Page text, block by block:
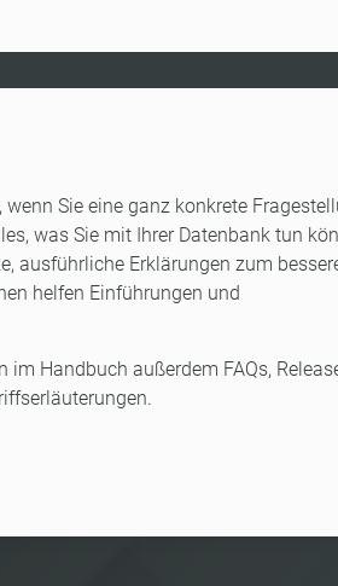
Sie eine ganz konkrete
was Sie mit Ihrer Datenbank tun
ausführliche Erklärungen zum
helfen Einführungen und
Handbuch außerdem FAQs,